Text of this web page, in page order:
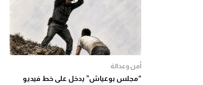
أمن وعدالة
“مجلس بوعياش” يدخل على خط فيديو